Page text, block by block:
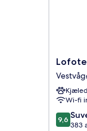
Lofoten
Wi-fi
9.6
av
9,6
383